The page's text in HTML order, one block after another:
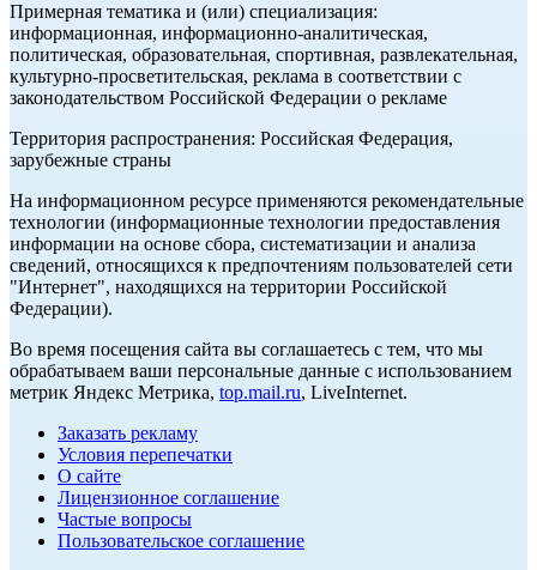
Примерная тематика и (или) специализация:
информационная, информационно-аналитическая,
политическая, образовательная, спортивная, развлекательная,
культурно-просветительская, реклама в соответствии с
законодательством Российской Федерации о рекламе
Территория распространения: Российская Федерация,
зарубежные страны
На информационном ресурсе применяются рекомендательные
технологии (информационные технологии предоставления
информации на основе сбора, систематизации и анализа
сведений, относящихся к предпочтениям пользователей сети
"Интернет", находящихся на территории Российской
Федерации).
Во время посещения сайта вы соглашаетесь с тем, что мы
обрабатываем ваши персональные данные с использованием
метрик Яндекс Метрика, top.mail.ru, LiveInternet.
Заказать рекламу
Условия перепечатки
О сайте
Лицензионное соглашение
Частые вопросы
Пользовательское соглашение